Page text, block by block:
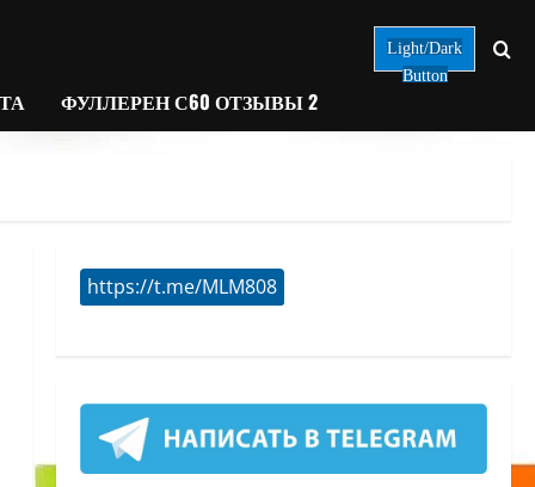
ФУЛЛЕРЕН С60 ОТЗЫВЫ 2
Light/Dark
Button
https://t.me/MLM808